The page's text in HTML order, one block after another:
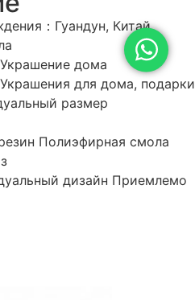
：Гуандун, Китай
дома
для дома, подарки
размер
Полиэфирная смола
дизайн Приемлемо